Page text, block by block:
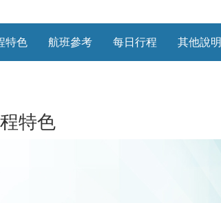
特色 航班參考 每日行程 其他說明
特色